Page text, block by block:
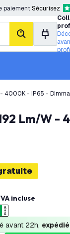
paiementSécurisez
rechercher
- 4000K - IP65 -
incluse
avant 22h,